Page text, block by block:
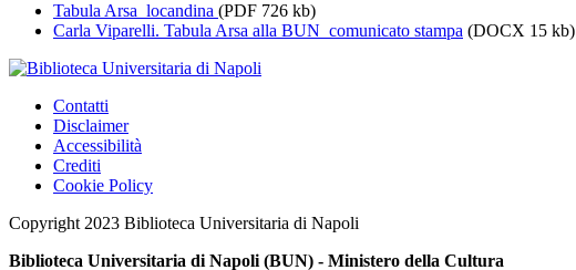
Tabula Arsa_locandina (PDF 726 kb)
Carla Viparelli. Tabula Arsa alla BUN_comunicato stampa (DOCX 15 kb)
Contatti
Disclaimer
Accessibilità
Crediti
Cookie Policy
Copyright 2023 Biblioteca Universitaria di Napoli
Biblioteca Universitaria di Napoli (BUN) - Ministero della Cultura